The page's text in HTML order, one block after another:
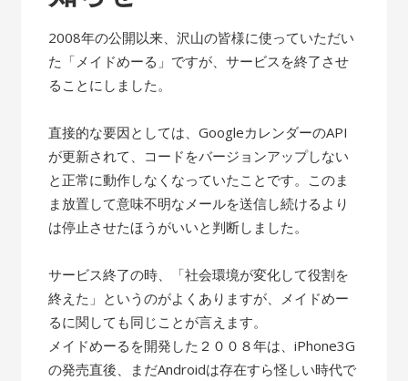
2008年の公開以来、沢山の皆様に使っていただい
た「メイドめーる」ですが、サービスを終了させ
ることにしました。
直接的な要因としては、GoogleカレンダーのAPI
が更新されて、コードをバージョンアップしない
と正常に動作しなくなっていたことです。このま
ま放置して意味不明なメールを送信し続けるより
は停止させたほうがいいと判断しました。
サービス終了の時、「社会環境が変化して役割を
終えた」というのがよくありますが、メイドめー
るに関しても同じことが言えます。
メイドめーるを開発した２００８年は、iPhone3G
の発売直後、まだAndroidは存在すら怪しい時代で